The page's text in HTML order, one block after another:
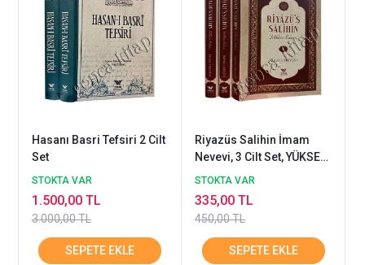
Hasanı Basri Tefsiri 2 Cilt
Set
STOKTA VAR
3.000,00 TL
1.500,00 TL
Riyazüs Salihin İmam
Nevevi, 3 Cilt Set, YÜKSEL
YAYIN
STOKTA VAR
450,00 TL
335,00 TL